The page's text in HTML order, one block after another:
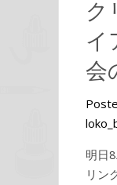
ク
イ
会
明日
リン